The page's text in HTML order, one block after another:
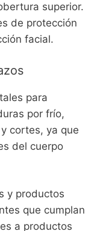
superior.
de protección
facial.
para
por frío,
cortes, ya que
del cuerpo
y productos
que cumplan
a productos